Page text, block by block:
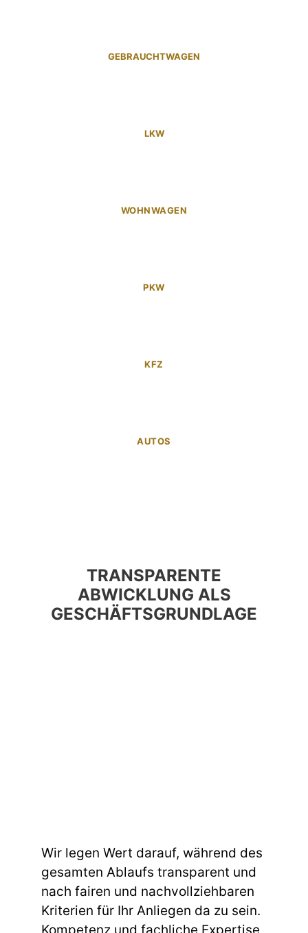
GEBRAUCHTWAGEN
LKW
WOHNWAGEN
PKW
KFZ
AUTOS
TRANSPARENTE
ABWICKLUNG ALS
GESCHÄFTSGRUNDLAGE
Wir legen Wert darauf, während des
gesamten Ablaufs transparent und
nach fairen und nachvollziehbaren
Kriterien für Ihr Anliegen da zu sein.
Kompetenz und fachliche Expertise